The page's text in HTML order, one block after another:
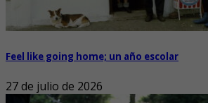
Feel like going home; un año escolar
27 de julio de 2026